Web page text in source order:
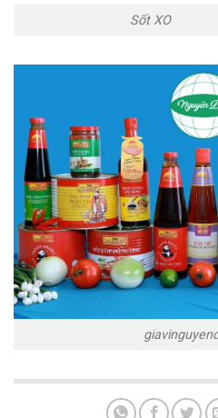
Sốt XO